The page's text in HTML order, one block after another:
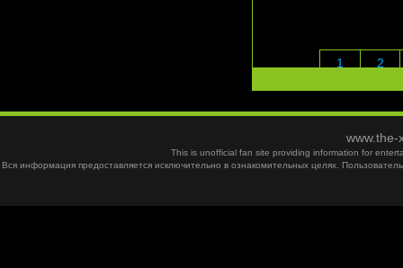
1 2
This is unofficial fan site providing information for
Вся информация предоставляется исключительно в ознакомительных целях.